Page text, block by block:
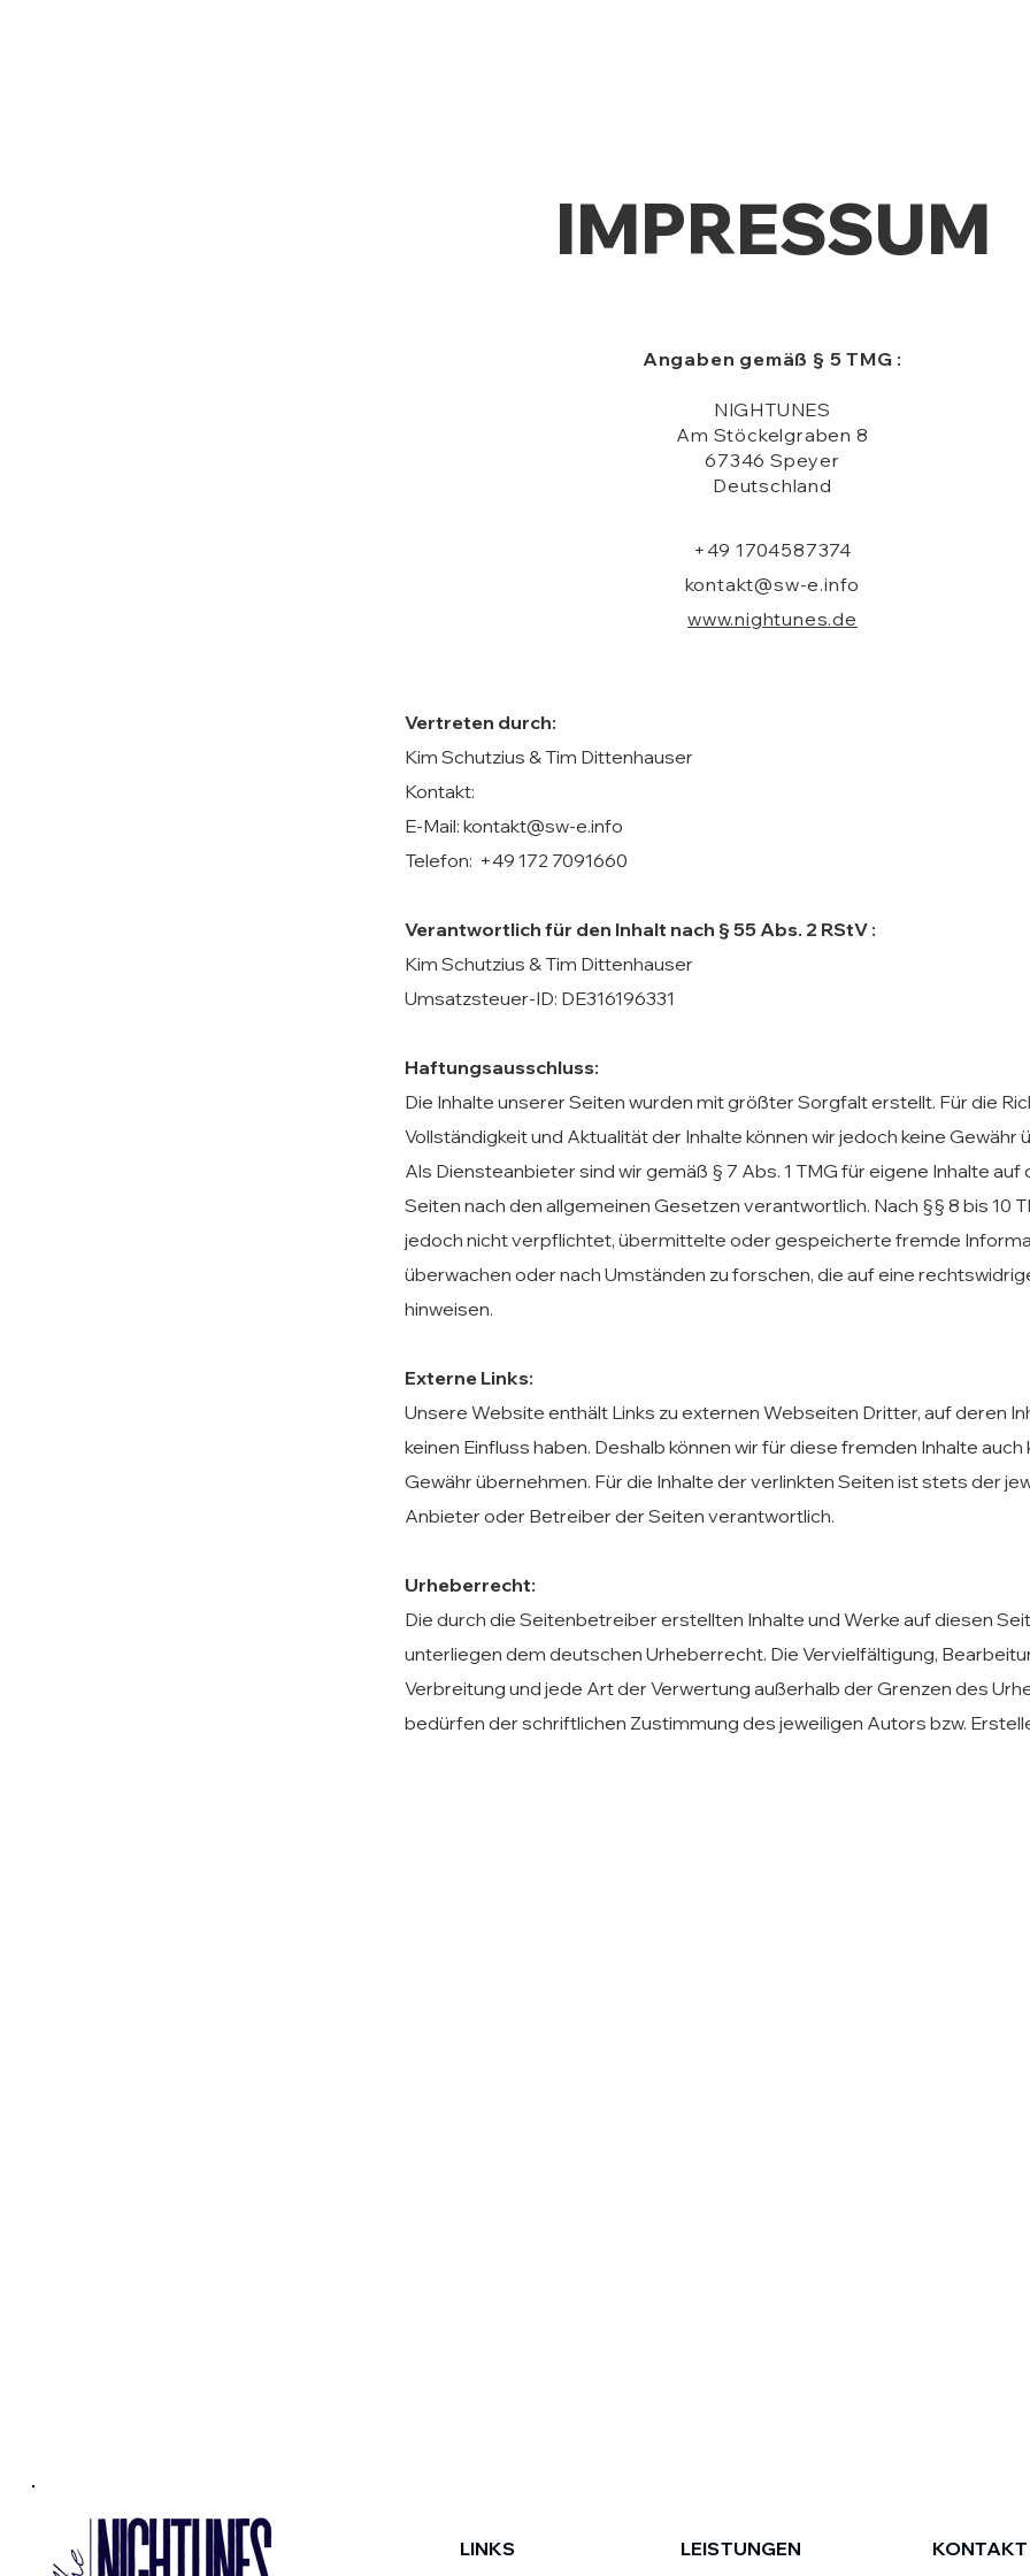
IMPRESSUM
Angaben gemäß § 5 TMG :
NIGHTUNES
Am Stöckelgraben 8
67346 Speyer
Deutschland
+49 1704587374
kontakt@sw-e.info
www.nightunes.de
Vertreten durch:
Kim Schutzius & Tim Dittenhauser
Kontakt:
E-Mail: kontakt@sw-e.info
Telefon: +49 172 7091660
Verantwortlich für den Inhalt nach § 55 Abs. 2 RStV :
Kim Schutzius & Tim Dittenhauser
Umsatzsteuer-ID: DE316196331
Haftungsausschluss:
Die Inhalte unserer Seiten wurden mit größter Sorgfalt erstellt. Für die
Vollständigkeit und Aktualität der Inhalte können wir jedoch keine Gewähr
Als Diensteanbieter sind wir gemäß § 7 Abs. 1 TMG für eigene Inhalte auf
Seiten nach den allgemeinen Gesetzen verantwortlich. Nach §§ 8 bis 10
jedoch nicht verpflichtet, übermittelte oder gespeicherte fremde
überwachen oder nach Umständen zu forschen, die auf eine
hinweisen.
Externe Links:
Unsere Website enthält Links zu externen Webseiten Dritter, auf deren
keinen Einfluss haben. Deshalb können wir für diese fremden Inhalte auch
Gewähr übernehmen. Für die Inhalte der verlinkten Seiten ist stets der
Anbieter oder Betreiber der Seiten verantwortlich.
Urheberrecht:
Die durch die Seitenbetreiber erstellten Inhalte und Werke auf diesen
unterliegen dem deutschen Urheberrecht. Die Vervielfältigung,
Verbreitung und jede Art der Verwertung außerhalb der Grenzen des
bedürfen der schriftlichen Zustimmung des jeweiligen Autors bzw.
LINKS LEISTUNGEN KONTAKT